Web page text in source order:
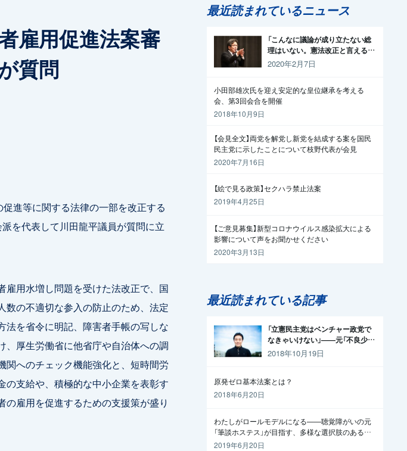
雇用促進法案審
質問
進等に関する法律の一部を改正する
を代表して川田龍平議員が質問に立
用水増し問題を受けた法改正で、国
の不適切な参入の防止のため、法定
法を省令に明記、障害者手帳の写しな
、厚生労働省に他省庁や自治体への調
へのチェック機能強化と、短時間労
支給や、積極的な中小企業を表彰す
雇用を促進するための支援策が盛り
最近読まれているニュース
「こんなに議論が成り立たない総
理はいない。憲法改正と言える資
格がどこにある。市民と野党の力
で引きずり下ろそう」杉尾議員
2020年2月7日
小田部雄次氏を迎え安定的な皇位継承を考える
会、第3回会合を開催
2018年10月9日
【会見全文】両党を解党し新党を結成する案を国民
民主党に示したことについて枝野代表が会見
2020年7月16日
【絵で見る政策】セクハラ禁止法案
2019年4月25日
【ご意見募集】新型コロナウイルス感染拡大による
影響について声をお聞かせください
2020年3月13日
最近読まれている記事
「立憲民主党はベンチャー政党で
なきゃいけない」——元「不良少
年」の起業家が政治家になった理
2018年10月19日
原発ゼロ基本法案とは？
2018年6月20日
わたしがロールモデルになる——聴覚障がいの元
「筆談ホステス」が目指す、多様な選択肢のある社
会
2019年6月20日